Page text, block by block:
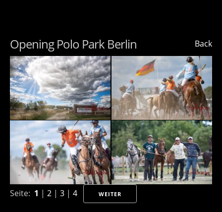
Back
Opening Polo Park Berlin
Seite: 1 | 2 | 3 | 4 WEITER